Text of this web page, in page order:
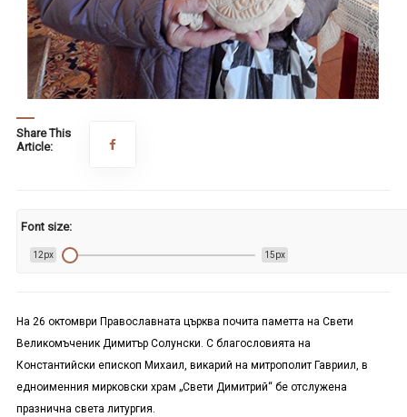
Share This
Article:
Font size:
12px 15px
На 26 октомври Православната църква почита паметта на Свети
Великомъченик Димитър Солунски. С благословията на
Константийски епископ Михаил, викарий на митрополит Гавриил, в
едноименния мирковски храм „Свети Димитрий“ бе отслужена
празнична света литургия.